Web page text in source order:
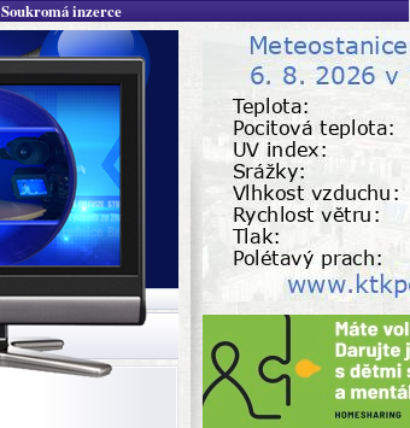
Soukromá inzerce